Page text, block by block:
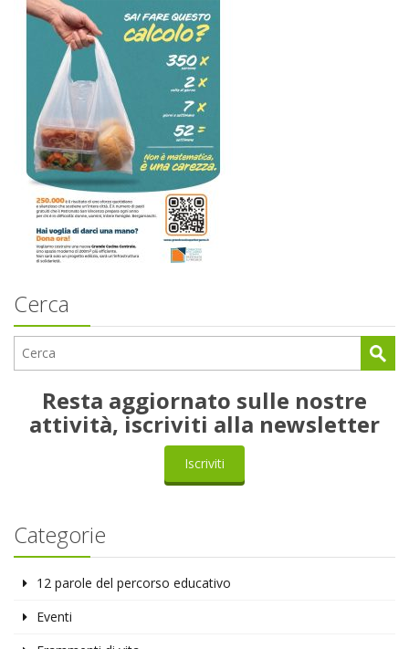
Cerca
Resta aggiornato sulle nostre
attività, iscriviti alla newsletter
Iscriviti
Categorie
12 parole del percorso educativo
Eventi